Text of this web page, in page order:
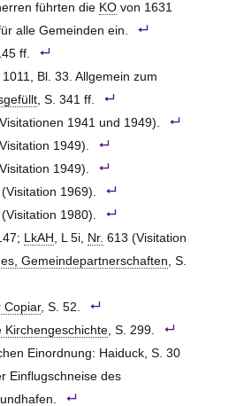
führten die KOvon 1631
alle Gemeinden ein.
ff.
1011, Bl. 33. Allgemein zum
, S. 341 ff.
1941 und 1949).
1949).
1949).
1969).
1980).
LkAH , L 5i, Nr. 613 (Visitation
Gemeindepartnerschaften, S.
Copiar, S. 52.
Kirchengeschichte, S. 299.
Einordnung: Haiduck, S. 30
Einflugschneise des